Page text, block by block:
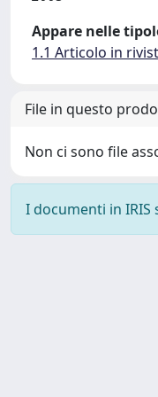
Appare nelle
1.1 Articolo in
File in questo
Non ci sono file
I documenti in